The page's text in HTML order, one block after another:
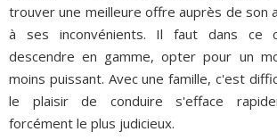
trouver une meilleure offre auprès de son
à ses inconvénients. Il faut dans ce
descendre en gamme, opter pour un
moins puissant. Avec une famille, c'est
le plaisir de conduire s'efface
forcément le plus judicieux.